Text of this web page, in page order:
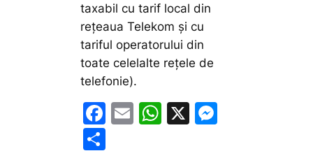
taxabil cu tarif local din
reţeaua Telekom şi cu
tariful operatorului din
toate celelalte reţele de
telefonie).
F
E
W X